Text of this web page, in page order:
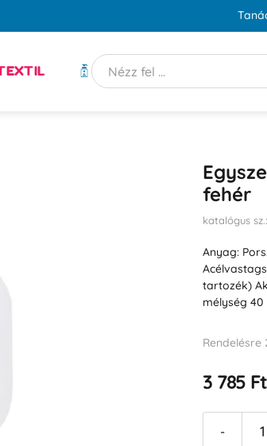
HIGIÉNIA
fehér
katalógus
Anyag:
tartozék)
mélység
Rendelésre
3 785 Ft
-